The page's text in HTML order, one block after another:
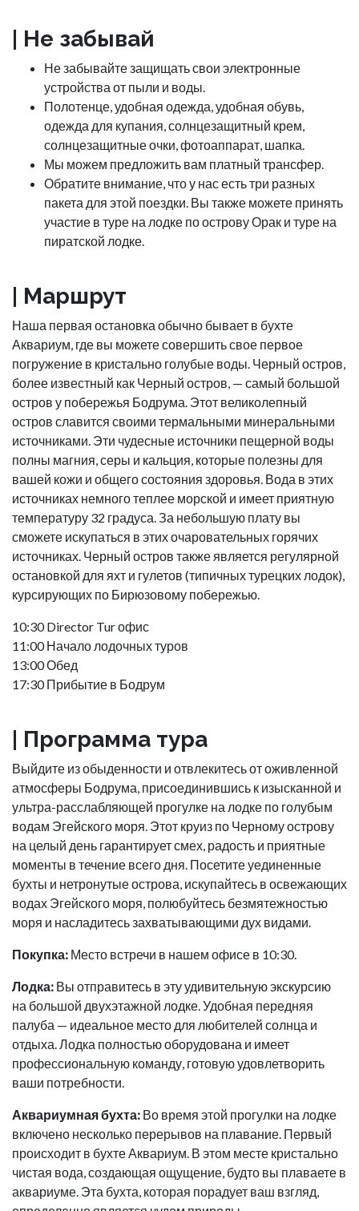
| Не забывай
Не забывайте защищать свои электронные
устройства от пыли и воды.
Полотенце, удобная одежда, удобная обувь,
одежда для купания, солнцезащитный крем,
солнцезащитные очки, фотоаппарат, шапка.
Мы можем предложить вам платный трансфер.
Обратите внимание, что у нас есть три разных
пакета для этой поездки. Вы также можете принять
участие в туре на лодке по острову Орак и туре на
пиратской лодке.
| Маршрут
Наша первая остановка обычно бывает в бухте
Аквариум, где вы можете совершить свое первое
погружение в кристально голубые воды. Черный остров,
более известный как Черный остров, — самый большой
остров у побережья Бодрума. Этот великолепный
остров славится своими термальными минеральными
источниками. Эти чудесные источники пещерной воды
полны магния, серы и кальция, которые полезны для
вашей кожи и общего состояния здоровья. Вода в этих
источниках немного теплее морской и имеет приятную
температуру 32 градуса. За небольшую плату вы
сможете искупаться в этих очаровательных горячих
источниках. Черный остров также является регулярной
остановкой для яхт и гулетов (типичных турецких лодок),
курсирующих по Бирюзовому побережью.
10:30 Director Tur офис
11:00 Начало лодочных туров
13:00 Обед
17:30 Прибытие в Бодрум
| Программа тура
Выйдите из обыденности и отвлекитесь от оживленной
атмосферы Бодрума, присоединившись к изысканной и
ультра-расслабляющей прогулке на лодке по голубым
водам Эгейского моря. Этот круиз по Черному острову
на целый день гарантирует смех, радость и приятные
моменты в течение всего дня. Посетите уединенные
бухты и нетронутые острова, искупайтесь в освежающих
водах Эгейского моря, полюбуйтесь безмятежностью
моря и насладитесь захватывающими дух видами.
Покупка: Место встречи в нашем офисе в 10:30.
Лодка: Вы отправитесь в эту удивительную экскурсию
на большой двухэтажной лодке. Удобная передняя
палуба — идеальное место для любителей солнца и
отдыха. Лодка полностью оборудована и имеет
профессиональную команду, готовую удовлетворить
ваши потребности.
Аквариумная бухта: Во время этой прогулки на лодке
включено несколько перерывов на плавание. Первый
происходит в бухте Аквариум. В этом месте кристально
чистая вода, создающая ощущение, будто вы плаваете в
аквариуме. Эта бухта, которая порадует ваш взгляд,